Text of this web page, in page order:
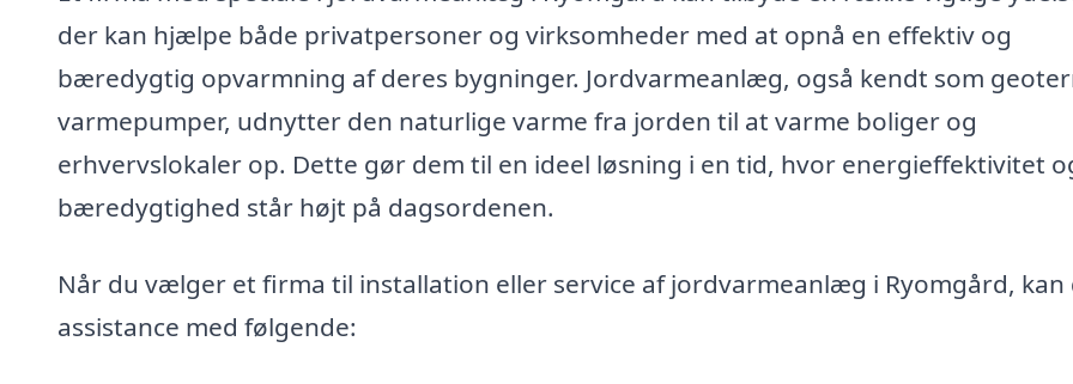
der kan hjælpe både privatpersoner og virksomheder med at opnå en effektiv og
bæredygtig opvarmning af deres bygninger. Jordvarmeanlæg, også kendt som
varmepumper, udnytter den naturlige varme fra jorden til at varme boliger og
erhvervslokaler op. Dette gør dem til en ideel løsning i en tid, hvor energieffektivitet
bæredygtighed står højt på dagsordenen.
Når du vælger et firma til installation eller service af jordvarmeanlæg i Ryomgård, kan
assistance med følgende: